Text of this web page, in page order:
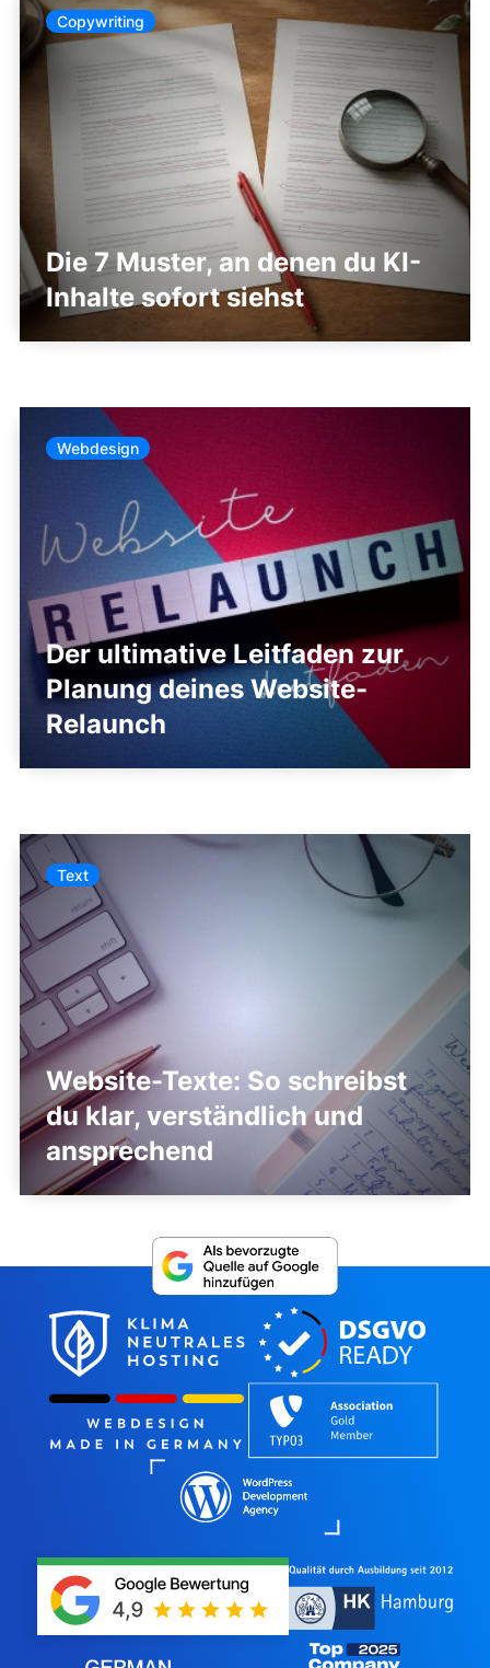
Copywriting
Die 7 Muster, an denen du KI-
Inhalte sofort siehst
Webdesign
Der ultimative Leitfaden zur
Planung deines Website-
Relaunch
Text
Website-Texte: So schreibst
du klar, verständlich und
ansprechend